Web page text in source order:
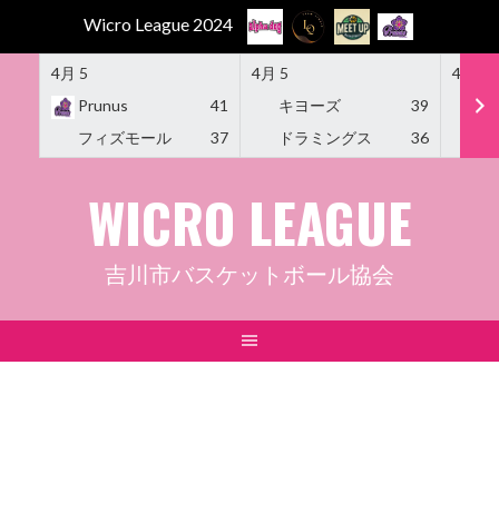
Wicro League 2024
4月 5
Prunus
41
フィズモール
37
4月 5
キヨーズ
39
ドラミングス
36
4月 5
WICRO LEAGUE
吉川市バスケットボール協会